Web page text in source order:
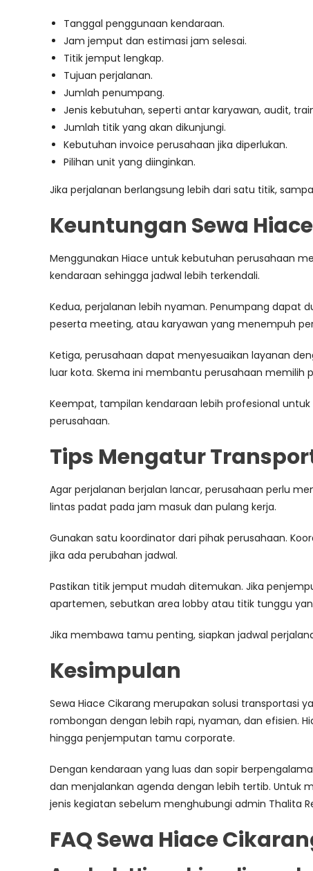
Tanggal penggunaan kendaraan.
Jam jemput dan estimasi jam selesai.
Titik jemput lengkap.
Tujuan perjalanan.
Jumlah penumpang.
Jenis kebutuhan, seperti antar karyawan, audit,
Jumlah titik yang akan dikunjungi.
Kebutuhan invoice perusahaan jika diperlukan.
Pilihan unit yang diinginkan.
Jika perjalanan berlangsung lebih dari satu titik,
Keuntungan Sewa
Menggunakan Hiace untuk kebutuhan perusahaan
kendaraan sehingga jadwal lebih terkendali.
Kedua, perjalanan lebih nyaman. Penumpang dapat
peserta meeting, atau karyawan yang menempuh
Ketiga, perusahaan dapat menyesuaikan layanan
luar kota. Skema ini membantu perusahaan memilih
Keempat, tampilan kendaraan lebih profesional
perusahaan.
Tips Mengatur
Agar perjalanan berjalan lancar, perusahaan perlu
lintas padat pada jam masuk dan pulang kerja.
Gunakan satu koordinator dari pihak perusahaan.
jika ada perubahan jadwal.
Pastikan titik jemput mudah ditemukan. Jika
apartemen, sebutkan area lobby atau titik tunggu
Jika membawa tamu penting, siapkan jadwal
Kesimpulan
Sewa Hiace Cikarang merupakan solusi transportasi
rombongan dengan lebih rapi, nyaman, dan efisien.
hingga penjemputan tamu corporate.
Dengan kendaraan yang luas dan sopir
dan menjalankan agenda dengan lebih tertib. Untuk
jenis kegiatan sebelum menghubungi admin Thalita
FAQ Sewa Hiace